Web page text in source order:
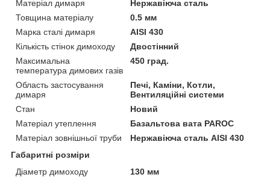
Матеріал димаря
Нержавіюча сталь
Товщина матеріалу
0.5 мм
Марка сталі димаря
AISI 430
Кількість стінок димоходу
Двостінний
Максимальна
температура димових газів
450 град.
Область застосування
димаря
Печі, Каміни, Котли,
Вентиляційні системи
Стан
Новий
Матеріал утеплення
Базальтова вата PAROC
Матеріал зовнішньої труби
Нержавіюча сталь AISI 430
Габаритні розміри
Діаметр димоходу
130 мм